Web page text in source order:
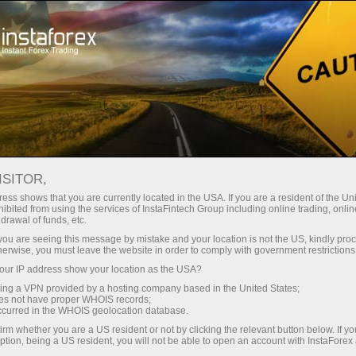
Промоакции Конкурсы Девайсы в подарок
Выиграйте гаджет
Apple или Samsung!
iPhone, iPad, Samsung или Galaxy Tab – один
из этих крутых девайсов может стать вашим.
Просто присоединяйтесь к нашему
розыгрышу и испытайте свою удачу!
shows that you are currently located in the USA. If you are a resident of the
from using the services of InstaFintech Group including online trading,
of funds, etc.
are seeing this message by mistake and your location is not the US, kindly
you must leave the website in order to comply with government
IP address show your location as the USA?
a VPN provided by a hosting company based in the United States;
not have proper WHOIS records;
in the WHOIS geolocation database.
whether you are a US resident or not by clicking the relevant button below. If
being a US resident, you will not be able to open an account with InstaForex